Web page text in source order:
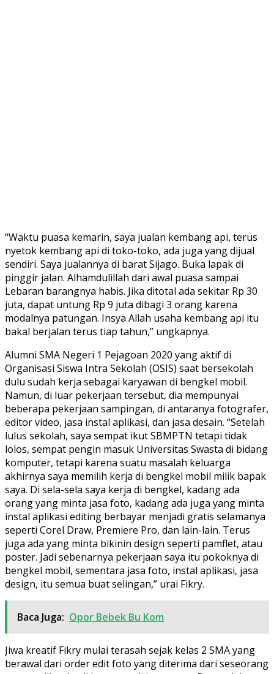
“Waktu puasa kemarin, saya jualan kembang api, terus
nyetok kembang api di toko-toko, ada juga yang dijual
sendiri. Saya jualannya di barat Sijago. Buka lapak di
pinggir jalan. Alhamdulillah dari awal puasa sampai
Lebaran barangnya habis. Jika ditotal ada sekitar Rp 30
juta, dapat untung Rp 9 juta dibagi 3 orang karena
modalnya patungan. Insya Allah usaha kembang api itu
bakal berjalan terus tiap tahun,” ungkapnya.
Alumni SMA Negeri 1 Pejagoan 2020 yang aktif di
Organisasi Siswa Intra Sekolah (OSIS) saat bersekolah
dulu sudah kerja sebagai karyawan di bengkel mobil.
Namun, di luar pekerjaan tersebut, dia mempunyai
beberapa pekerjaan sampingan, di antaranya fotografer,
editor video, jasa instal aplikasi, dan jasa desain. “Setelah
lulus sekolah, saya sempat ikut SBMPTN tetapi tidak
lolos, sempat pengin masuk Universitas Swasta di bidang
komputer, tetapi karena suatu masalah keluarga
akhirnya saya memilih kerja di bengkel mobil milik bapak
saya. Di sela-sela saya kerja di bengkel, kadang ada
orang yang minta jasa foto, kadang ada juga yang minta
instal aplikasi editing berbayar menjadi gratis selamanya
seperti Corel Draw, Premiere Pro, dan lain-lain. Terus
juga ada yang minta bikinin design seperti pamflet, atau
poster. Jadi sebenarnya pekerjaan saya itu pokoknya di
bengkel mobil, sementara jasa foto, instal aplikasi, jasa
design, itu semua buat selingan,” urai Fikry.
Baca Juga: Opor Bebek Bu Kom
Jiwa kreatif Fikry mulai terasah sejak kelas 2 SMA yang
berawal dari order edit foto yang diterima dari seseorang